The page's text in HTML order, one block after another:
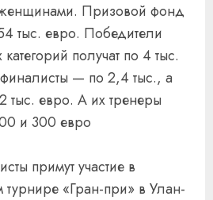
Призовой фонд
тыс. евро. Победители
получат по 4 тыс.
— по 2,4 тыс., а
евро. А их тренеры
и 300 евро
примут участие в
«Гран-при» в Улан-